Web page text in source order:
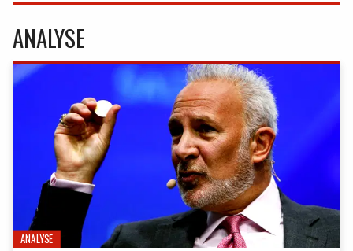
ANALYSE
ANALYSE